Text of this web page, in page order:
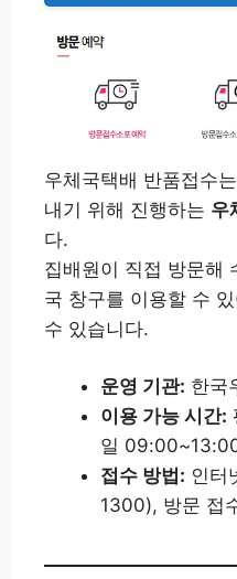
우체국택배 반품접수
내기 위해 진행하는 우
다.
집배원이 직접 방문해
국 창구를 이용할 수
수 있습니다.
운영 기관: 한국
이용 가능 시간:
일
접수 방법: 인터
1300), 방문 접